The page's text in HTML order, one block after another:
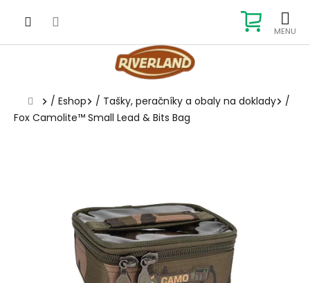
KOŠÍK
Domov
/ Eshop / Tašky, peračníky a obaly na doklady
/
Fox Camolite™ Small Lead & Bits Bag